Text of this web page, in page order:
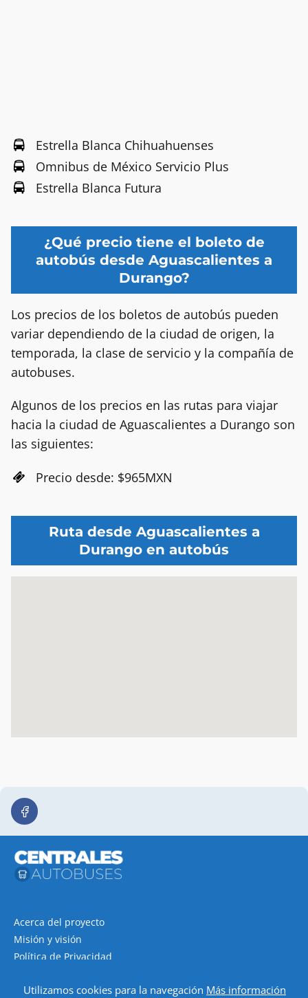
Estrella Blanca Chihuahuenses
Omnibus de México Servicio Plus
Estrella Blanca Futura
¿Qué precio tiene el boleto de
autobús desde Aguascalientes a
Durango?
Los precios de los boletos de autobús pueden
variar dependiendo de la ciudad de origen, la
temporada, la clase de servicio y la compañía de
autobuses.
Algunos de los precios en las rutas para viajar
hacia la ciudad de Aguascalientes a Durango son
las siguientes:
Precio desde: $965MXN
Ruta desde Aguascalientes a
Durango en autobús
Acerca del proyecto
Misión y visión
Política de Privacidad
Contacto
Utilizamos cookies para la navegación Más información